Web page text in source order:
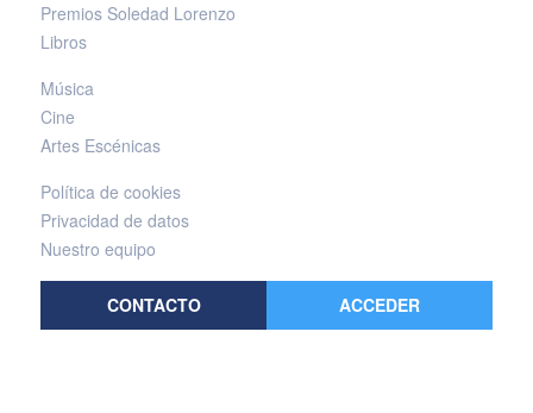
Premios Soledad Lorenzo
Libros
Música
Cine
Artes Escénicas
Política de cookies
Privacidad de datos
Nuestro equipo
CONTACTO ACCEDER